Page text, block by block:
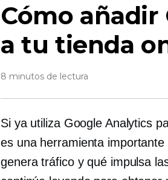
Cómo
a tu tienda
8 minutos de lectura
Si ya utiliza Google Analytics
es una herramienta
genera tráfico y qué impulsa